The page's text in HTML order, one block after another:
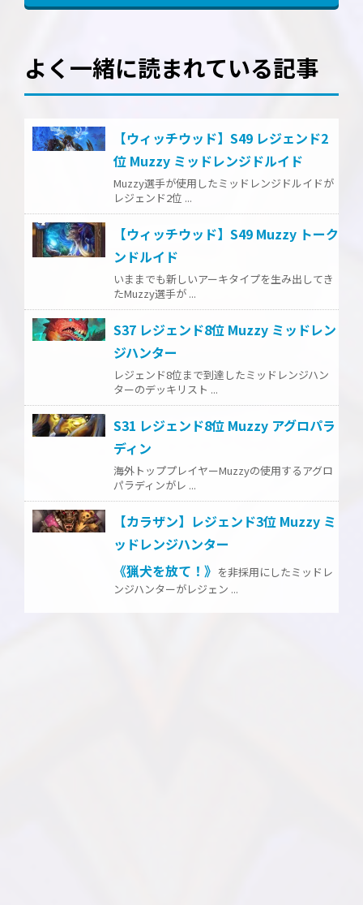
よく一緒に読まれている記事
【ウィッチウッド】S49 レジェンド2
位 Muzzy ミッドレンジドルイド
Muzzy選手が使用したミッドレンジドルイドが
レジェンド2位 ...
【ウィッチウッド】S49 Muzzy トーク
ンドルイド
いままでも新しいアーキタイプを生み出してき
たMuzzy選手が ...
S37 レジェンド8位 Muzzy ミッドレン
ジハンター
レジェンド8位まで到達したミッドレンジハン
ターのデッキリスト ...
S31 レジェンド8位 Muzzy アグロパラ
ディン
海外トッププレイヤーMuzzyの使用するアグロ
パラディンがレ ...
【カラザン】レジェンド3位 Muzzy ミ
ッドレンジハンター
《猟犬を放て！》 を非採用にしたミッドレ
ンジハンターがレジェン ...